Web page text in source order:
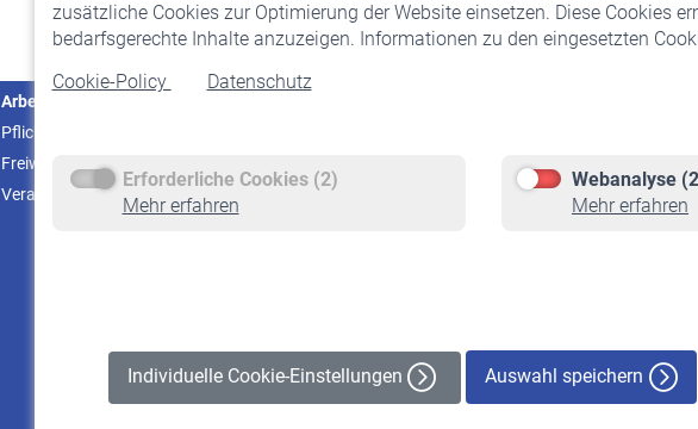
zusätzliche Cookies zur Optimierung der Website einsetzen. Diese Cookies
bedarfsgerechte Inhalte anzuzeigen. Informationen zu den eingesetzten
Cookie-Policy
Datenschutz
Erforderliche Cookies (2)
Mehr erfahren
Webanalyse
Mehr erfahren
Individuelle Cookie-Einstellungen Auswahl speichern
Arbeitgeber
Pflichtversicherung
Freiwillige Versicherung
Veranstaltungen
Staatliche Förderung
Rente beantragen
Rentenauszahlung